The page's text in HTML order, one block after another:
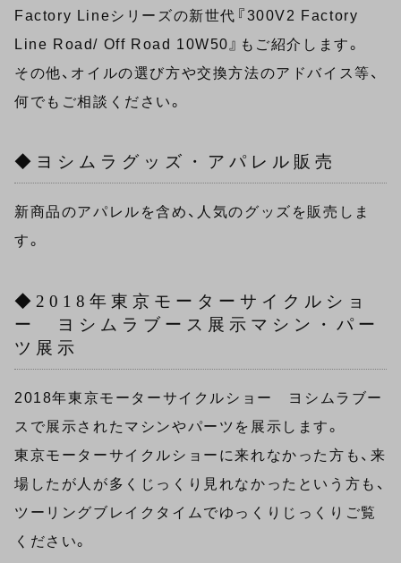
Factory Lineシリーズの新世代『300V2 Factory
Line Road/ Off Road 10W50』もご紹介します。
その他、オイルの選び方や交換方法のアドバイス等、
何でもご相談ください。
◆ヨシムラグッズ・アパレル販売
新商品のアパレルを含め、人気のグッズを販売しま
す。
◆2018年東京モーターサイクルショ
ー ヨシムラブース展示マシン・パー
ツ展示
2018年東京モーターサイクルショー ヨシムラブー
スで展示されたマシンやパーツを展示します。
東京モーターサイクルショーに来れなかった方も、来
場したが人が多くじっくり見れなかったという方も、
ツーリングブレイクタイムでゆっくりじっくりご覧
ください。